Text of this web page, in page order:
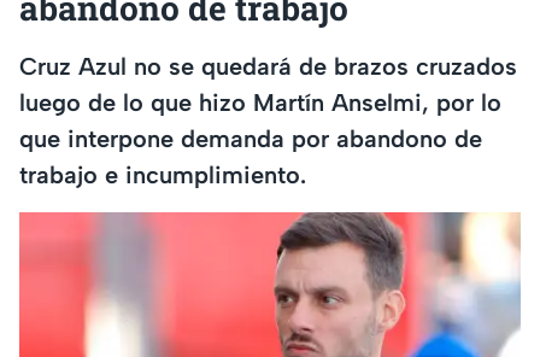
Cruz Azul no se quedará de brazos cruzados
luego de lo que hizo Martín Anselmi, por lo
que interpone demanda por abandono de
trabajo e incumplimiento.